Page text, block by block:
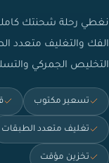
نغطي رحلة شحنتك
الفك والتغليف متعدد
التخليص الجمركي
تسعير مكتوب
تغليف متعدد الطبقات
تخزين مؤقت